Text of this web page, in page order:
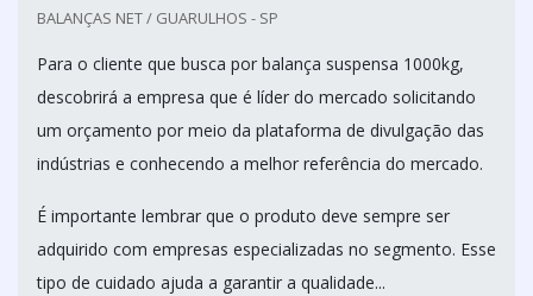
BALANÇAS NET / GUARULHOS - SP
Para o cliente que busca por balança suspensa 1000kg,
descobrirá a empresa que é líder do mercado solicitando
um orçamento por meio da plataforma de divulgação das
indústrias e conhecendo a melhor referência do mercado.
É importante lembrar que o produto deve sempre ser
adquirido com empresas especializadas no segmento. Esse
tipo de cuidado ajuda a garantir a qualidade...